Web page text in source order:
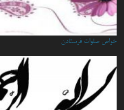
خواص صلوات فرستادن